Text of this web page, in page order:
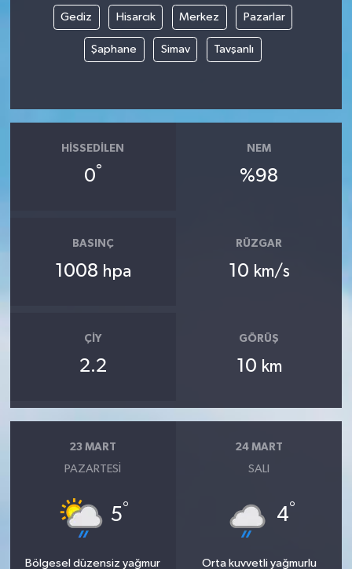
Gediz Hisarcık Merkez Pazarlar
Şaphane Simav Tavşanlı
HISSEDILEN
0°
NEM
%98
BASINÇ
1008 hpa
RÜZGAR
10 km/s
ÇIY
2.2
GÖRÜŞ
10 km
23 MART
PAZARTESI
5°
Bölgesel düzensiz yağmur
24 MART
SALI
4°
Orta kuvvetli yağmurlu